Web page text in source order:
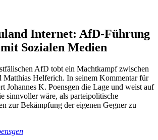
Internet: AfD-Führung
Sozialen Medien
AfD tobt ein Machtkampf zwischen
Matthias Helferich. In seinem Kommentar für
Johannes K. Poensgen die Lage und weist auf
sinnvoller wäre, als parteipolitische
zur Bekämpfung der eigenen Gegner zu